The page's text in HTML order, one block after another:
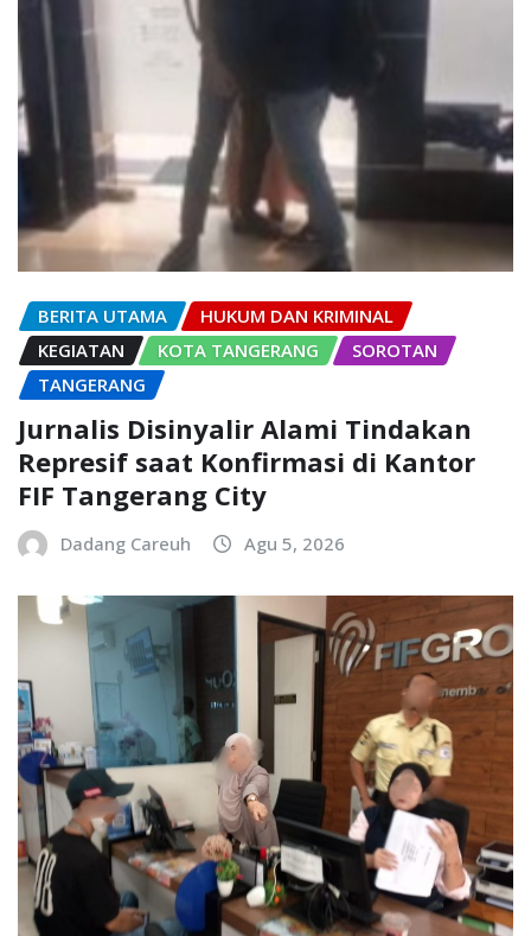
BERITA UTAMA
HUKUM DAN KRIMINAL
KEGIATAN
KOTA TANGERANG
SOROTAN
TANGERANG
Jurnalis Disinyalir Alami Tindakan
Represif saat Konfirmasi di Kantor
FIF Tangerang City
Dadang Careuh Agu 5, 2026